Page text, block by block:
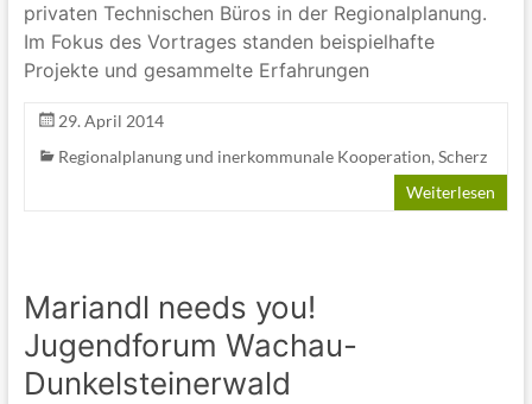
privaten Technischen Büros in der Regionalplanung.
Im Fokus des Vortrages standen beispielhafte
Projekte und gesammelte Erfahrungen
29. April 2014
Regionalplanung und inerkommunale Kooperation, Scherz
Weiterlesen
Mariandl needs you!
Jugendforum Wachau-
Dunkelsteinerwald